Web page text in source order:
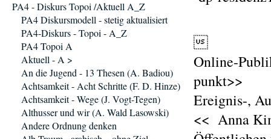
Online-
punkt>>
Ereignis-,
<< Anna
PA4 - Diskurs Topoi /Aktuell A_Z
PA4 Diskursmodell - stetig aktualisiert
PA4-Diskurs - Topoi - A_Z
PA4 Topoi A
Aktuell - A >
An die Jugend - 13 Thesen (A. Badiou)
Achtsamkeit - Acht Schritte (F. D. Hinze)
Achtsamkeit - Wege (J. Vogt-Tegen)
Althusser und wir (A. Wald Lasowski)
Andere Ordnung denken